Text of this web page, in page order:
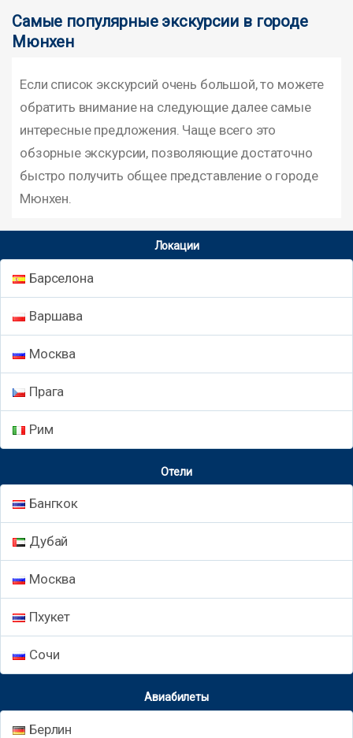
Самые популярные экскурсии в городе
Мюнхен
Если список экскурсий очень большой, то можете
обратить внимание на следующие далее самые
интересные предложения. Чаще всего это
обзорные экскурсии, позволяющие достаточно
быстро получить общее представление о городе
Мюнхен.
Локации
Барселона
Варшава
Москва
Прага
Рим
Отели
Бангкок
Дубай
Москва
Пхукет
Сочи
Авиабилеты
Берлин